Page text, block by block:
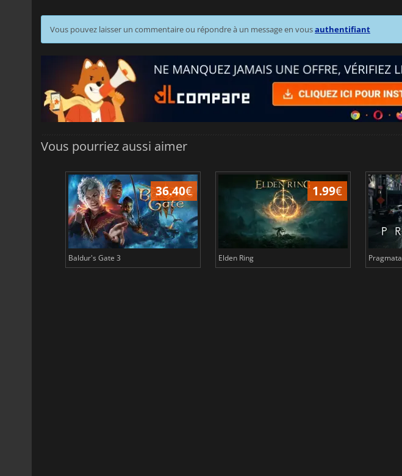
Vous pouvez laisser un commentaire ou répondre à un message en vousauthentifiant
Vous pourriez aussi aimer
36.40€
Baldur's Gate 3
1.99€
Elden Ring Pragmata